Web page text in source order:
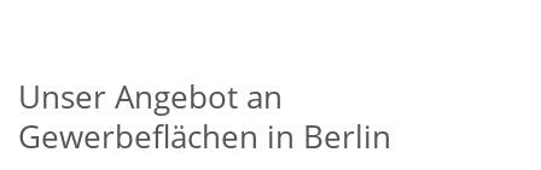
Unser Angebot an
Gewerbeflächen in Berlin